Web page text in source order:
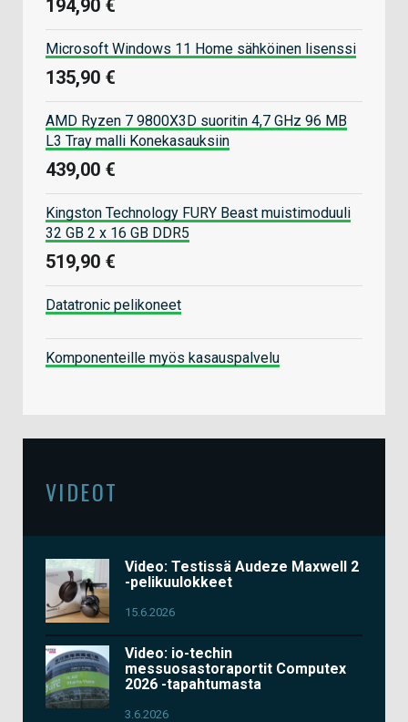
194,90 €
Microsoft Windows 11 Home sähköinen lisenssi
135,90 €
AMD Ryzen 7 9800X3D suoritin 4,7 GHz 96 MB
L3 Tray malli Konekasauksiin
439,00 €
Kingston Technology FURY Beast muistimoduuli
32 GB 2 x 16 GB DDR5
519,90 €
Datatronic pelikoneet
Komponenteille myös kasauspalvelu
VIDEOT
Video: Testissä Audeze Maxwell 2
-pelikuulokkeet
15.6.2026
Video: io-techin
messuosastoraportit Computex
2026 -tapahtumasta
3.6.2026